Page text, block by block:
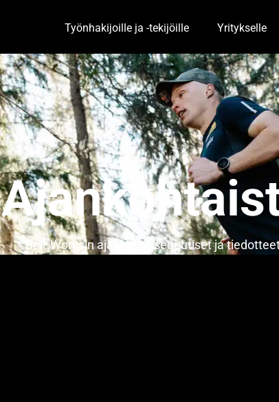
Työnhakijoille ja -tekijöille Toggle
Yritykselle
Bolt.Worksin ajankohtaiset uutiset ja